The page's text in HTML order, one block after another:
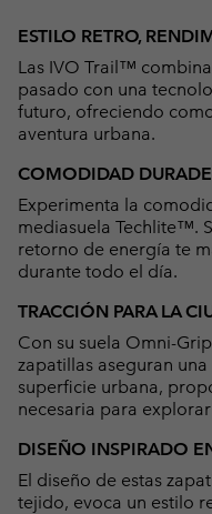
ESTILO RETRO,
Las IVO Trail™
pasado con una
futuro, ofreciendo
aventura urbana.
COMODIDAD
Experimenta la
mediasuela Techlite™.
retorno de energía te
durante todo el día.
TRACCIÓN PARA LA
Con su suela Omni-
zapatillas aseguran
superficie urbana,
necesaria para
DISEÑO INSPIRADO
El diseño de estas
tejido, evoca un estilo